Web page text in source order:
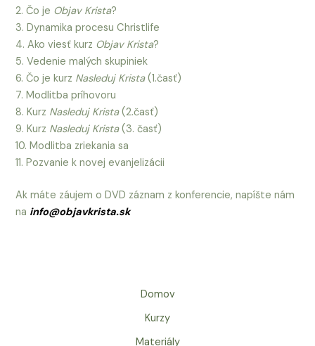
2. Čo je Objav Krista?
3. Dynamika procesu Christlife
4. Ako viesť kurz Objav Krista?
5. Vedenie malých skupiniek
6. Čo je kurz Nasleduj Krista(1.časť)
7. Modlitba príhovoru
8. Kurz Nasleduj Krista(2.časť)
9. Kurz Nasleduj Krista(3. časť)
10. Modlitba zriekania sa
11. Pozvanie k novej evanjelizácii
Ak máte záujem o DVD záznam z konferencie, napíšte nám
na info@objavkrista.sk
Domov
Kurzy
Materiály